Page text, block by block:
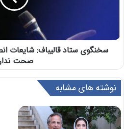
سخنگوی ستاد قالیباف: شایعات
صحت
نوشته های مشابه